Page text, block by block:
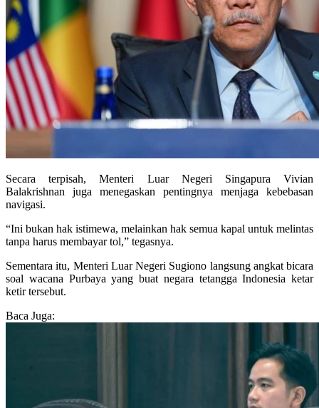
Secara terpisah, Menteri Luar Negeri Singapura Vivian
Balakrishnan juga menegaskan pentingnya menjaga kebebasan
navigasi.
“Ini bukan hak istimewa, melainkan hak semua kapal untuk melintas
tanpa harus membayar tol,” tegasnya.
Sementara itu, Menteri Luar Negeri Sugiono langsung angkat bicara
soal wacana Purbaya yang buat negara tetangga Indonesia ketar
ketir tersebut.
Baca Juga: